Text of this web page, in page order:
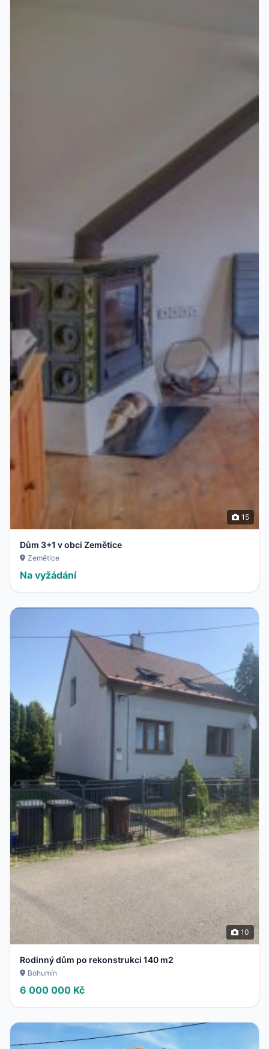
15
Dům 3+1 v obci Zemětice
Zemětice
Na vyžádání
10
Rodinný dům po rekonstrukci 140 m2
Bohumín
6 000 000 Kč